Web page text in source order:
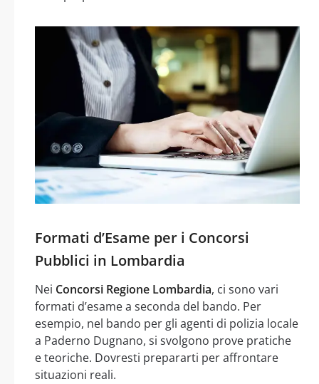
Formati d’Esame per i Concorsi
Pubblici in Lombardia
Nei Concorsi Regione Lombardia, ci sono vari
formati d’esame a seconda del bando. Per
esempio, nel bando per gli agenti di polizia locale
a Paderno Dugnano, si svolgono prove pratiche
e teoriche. Dovresti prepararti per affrontare
situazioni reali.